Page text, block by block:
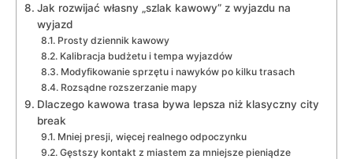
Jak rozwijać własny „szlak kawowy” z wyjazdu na
wyjazd
Prosty dziennik kawowy
Kalibracja budżetu i tempa wyjazdów
Modyfikowanie sprzętu i nawyków po kilku trasach
Rozsądne rozszerzanie mapy
Dlaczego kawowa trasa bywa lepsza niż klasyczny city
break
Mniej presji, więcej realnego odpoczynku
Gęstszy kontakt z miastem za mniejsze pieniądze